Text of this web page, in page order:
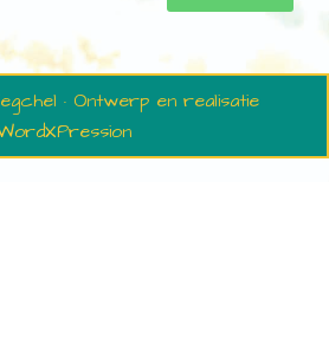
· Ontwerp en realisatie